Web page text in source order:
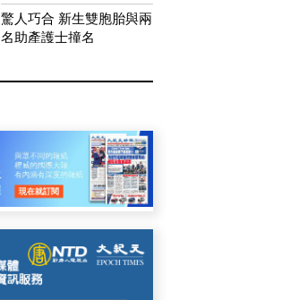
驚人巧合 新生雙胞胎與兩
名助產護士撞名